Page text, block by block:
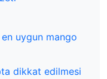
en uygun mango
dikkat edilmesi